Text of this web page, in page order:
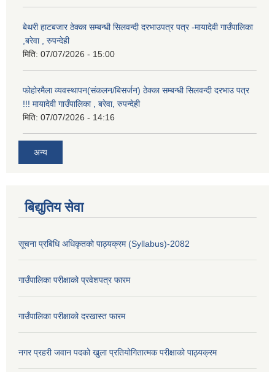
बेथरी हाटबजार ठेक्का सम्बन्धी सिलवन्दी दरभाउपत्र पत्र -मायादेवी गाउँपालिका
,बरेवा , रुपन्देही
मिति: 07/07/2026 - 15:00
फोहोरमैला व्यवस्थापन(संकलन/बिसर्जन) ठेक्का सम्बन्धी सिलवन्दी दरभाउ पत्र
!!! मायादेवी गाउँपालिका , बरेवा, रुपन्देही
मिति: 07/07/2026 - 14:16
अन्य
बिद्युतिय सेवा
सूचना प्रबिधि अधिकृतको पाठ्यक्रम (Syllabus)-2082
गाउँपालिका परीक्षाको प्रवेशपत्र फारम
गाउँपालिका परीक्षाको दरखास्त फारम
नगर प्रहरी जवान पदको खुला प्रतियोगितात्मक परीक्षाको पाठ्यक्रम